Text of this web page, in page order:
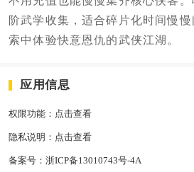
阶武学收集，适合碎片化时间慢
索中体验快意恩仇的武侠江湖。
应用信息
权限功能： 点击查看
隐私说明： 点击查看
备案号： 浙ICP备13010743号-4A